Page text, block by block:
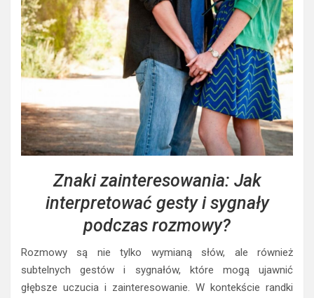
Znaki zainteresowania: Jak
interpretować gesty i sygnały
podczas rozmowy?
Rozmowy są nie tylko wymianą słów, ale również
subtelnych gestów i sygnałów, które mogą ujawnić
głębsze uczucia i zainteresowanie. W kontekście randki